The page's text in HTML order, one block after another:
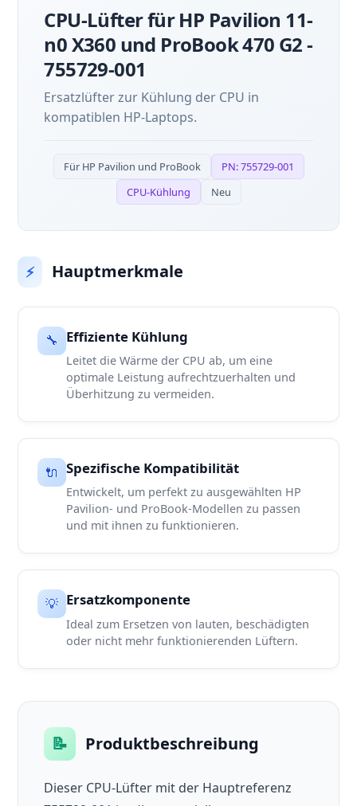
CPU-Lüfter für HP Pavilion 11-
n0 X360 und ProBook 470 G2 -
755729-001
Ersatzlüfter zur Kühlung der CPU in
kompatiblen HP-Laptops.
Für HP Pavilion und ProBook
PN: 755729-001
CPU-Kühlung
Neu
⚡ Hauptmerkmale
🔧 Effiziente Kühlung
Leitet die Wärme der CPU ab, um eine
optimale Leistung aufrechtzuerhalten und
Überhitzung zu vermeiden.
🔌 Spezifische Kompatibilität
Entwickelt, um perfekt zu ausgewählten HP
Pavilion- und ProBook-Modellen zu passen
und mit ihnen zu funktionieren.
💡 Ersatzkomponente
Ideal zum Ersetzen von lauten, beschädigten
oder nicht mehr funktionierenden Lüftern.
📝 Produktbeschreibung
Dieser CPU-Lüfter mit der Hauptreferenz